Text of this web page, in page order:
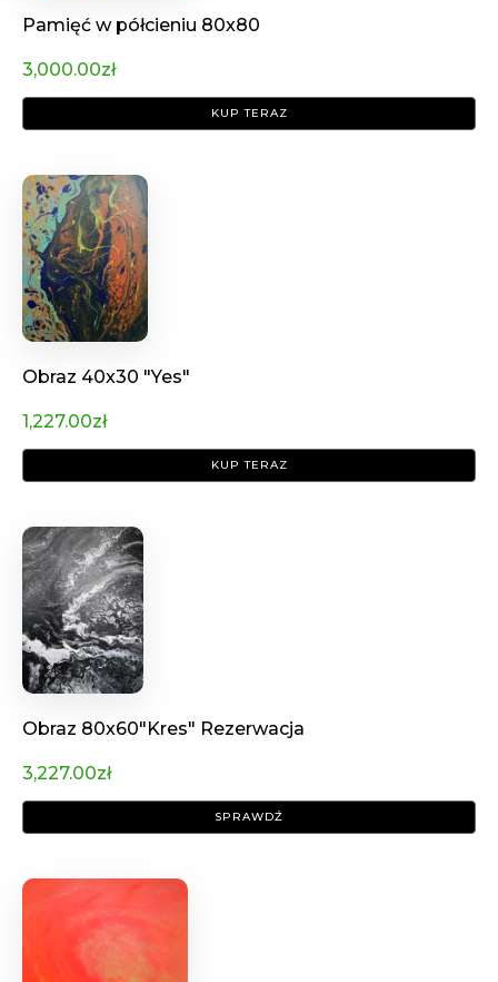
Pamięć w półcieniu 80x80
3,000.00zł
KUP TERAZ
Obraz 40x30 "Yes"
1,227.00zł
KUP TERAZ
Obraz 80x60"Kres" Rezerwacja
3,227.00zł
SPRAWDŹ